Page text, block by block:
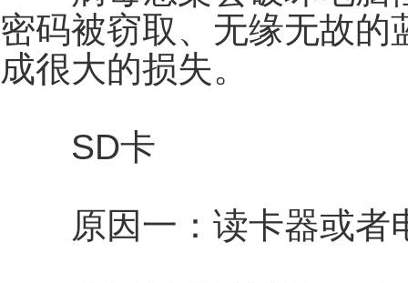
密码被窃取、无缘无故
成很大的损失。
SD卡
原因一：读卡器或者